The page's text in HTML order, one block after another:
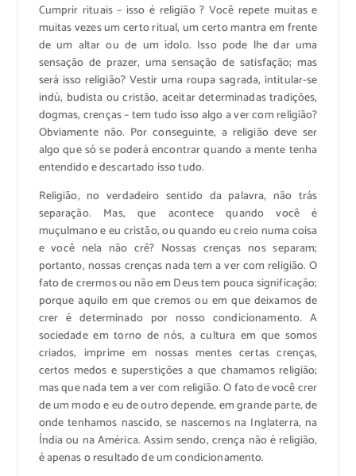
Cumprir rituais – isso é religião ? Você repete muitas e
muitas vezes um certo ritual, um certo mantra em frente
de um altar ou de um ídolo. Isso pode lhe dar uma
sensação de prazer, uma sensação de satisfação; mas
será isso religião? Vestir uma roupa sagrada, intitular-se
indú, budista ou cristão, aceitar determinadas tradições,
dogmas, crenças – tem tudo isso algo a ver com religião?
Obviamente não. Por conseguinte, a religião deve ser
algo que só se poderá encontrar quando a mente tenha
entendido e descartado isso tudo.
Religião, no verdadeiro sentido da palavra, não trás
separação. Mas, que acontece quando você é
muçulmano e eu cristão, ou quando eu creio numa coisa
e você nela não crê? Nossas crenças nos separam;
portanto, nossas crenças nada tem a ver com religião. O
fato de crermos ou não em Deus tem pouca significação;
porque aquilo em que cremos ou em que deixamos de
crer é determinado por nosso condicionamento. A
sociedade em torno de nós, a cultura em que somos
criados, imprime em nossas mentes certas crenças,
certos medos e superstições a que chamamos religião;
mas que nada tem a ver com religião. O fato de você crer
de um modo e eu de outro depende, em grande parte, de
onde tenhamos nascido, se nascemos na Inglaterra, na
Índia ou na América. Assim sendo, crença não é religião,
é apenas o resultado de um condicionamento.